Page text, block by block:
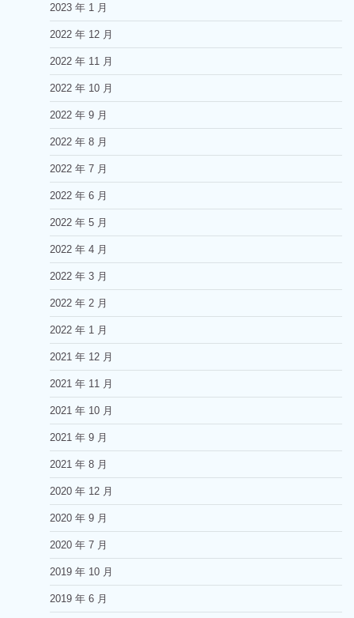
2023 年 1 月
2022 年 12 月
2022 年 11 月
2022 年 10 月
2022 年 9 月
2022 年 8 月
2022 年 7 月
2022 年 6 月
2022 年 5 月
2022 年 4 月
2022 年 3 月
2022 年 2 月
2022 年 1 月
2021 年 12 月
2021 年 11 月
2021 年 10 月
2021 年 9 月
2021 年 8 月
2020 年 12 月
2020 年 9 月
2020 年 7 月
2019 年 10 月
2019 年 6 月